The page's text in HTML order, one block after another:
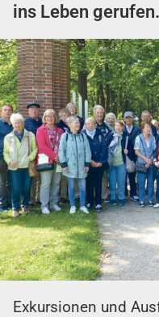
ins Leben gerufen.
Exkursionen und